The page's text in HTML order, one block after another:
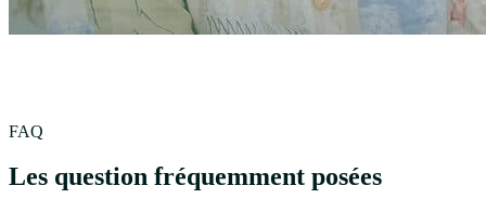
FAQ
Les question fréquemment posées